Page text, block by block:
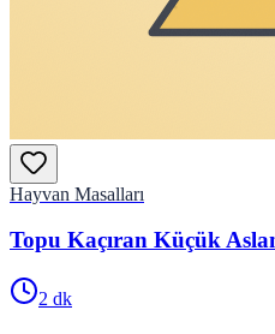
Hayvan Masalları
Topu Kaçıran Küçük
2 dk